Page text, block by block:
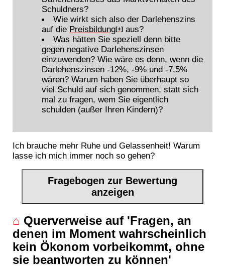
Schuldners?
Wie wirkt sich also der Darlehenszins
auf die Preisbildung[+]aus?
Was hätten Sie speziell denn bitte
gegen negative Darlehenszinsen
einzuwenden? Wie wäre es denn, wenn die
Darlehenszinsen -12%, -9% und -7,5%
wären? Warum haben Sie überhaupt so
viel Schuld auf sich genommen, statt sich
mal zu fragen, wem Sie eigentlich
schulden (außer Ihren Kindern)?
Ich brauche mehr Ruhe und Gelassenheit! Warum
lasse ich mich immer noch so gehen?
Fragebogen zur Bewertung
anzeigen
⌂ Querverweise auf 'Fragen, an
denen im Moment wahrscheinlich
kein Ökonom vorbeikommt, ohne
sie beantworten zu können'